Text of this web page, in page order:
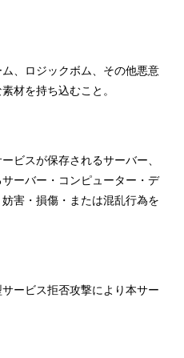
、ロジックボム、その他悪意
材を持ち込むこと。
ビスが保存されるサーバー、
ーバー・コンピューター・デ
害・損傷・または混乱行為を
ービス拒否攻撃により本サー